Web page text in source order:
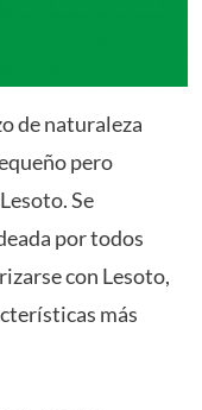
de naturaleza
pero
Se
por todos
con Lesoto,
más